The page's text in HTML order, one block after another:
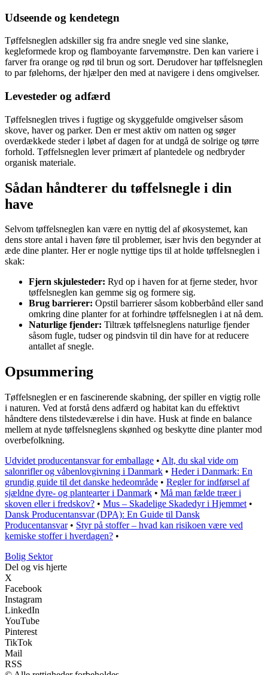
Udseende og kendetegn
Tøffelsneglen adskiller sig fra andre snegle ved sine slanke,
kegleformede krop og flamboyante farvemønstre. Den kan variere i
farver fra orange og rød til brun og sort. Derudover har tøffelsneglen
to par følehorns, der hjælper den med at navigere i dens omgivelser.
Levesteder og adfærd
Tøffelsneglen trives i fugtige og skyggefulde omgivelser såsom
skove, haver og parker. Den er mest aktiv om natten og søger
overdækkede steder i løbet af dagen for at undgå de solrige og tørre
forhold. Tøffelsneglen lever primært af plantedele og nedbryder
organisk materiale.
Sådan håndterer du tøffelsnegle i din
have
Selvom tøffelsneglen kan være en nyttig del af økosystemet, kan
dens store antal i haven føre til problemer, især hvis den begynder at
æde dine planter. Her er nogle nyttige tips til at holde tøffelsneglen i
skak:
Fjern skjulesteder: Ryd op i haven for at fjerne steder, hvor
tøffelsneglen kan gemme sig og formere sig.
Brug barrierer: Opstil barrierer såsom kobberbånd eller sand
omkring dine planter for at forhindre tøffelsneglen i at nå dem.
Naturlige fjender: Tiltræk tøffelsneglens naturlige fjender
såsom fugle, tudser og pindsvin til din have for at reducere
antallet af snegle.
Opsummering
Tøffelsneglen er en fascinerende skabning, der spiller en vigtig rolle
i naturen. Ved at forstå dens adfærd og habitat kan du effektivt
håndtere dens tilstedeværelse i din have. Husk at finde en balance
mellem at nyde tøffelsneglens skønhed og beskytte dine planter mod
overbefolkning.
Udvidet producentansvar for emballage • Alt, du skal vide om
salonrifler og våbenlovgivning i Danmark • Heder i Danmark: En
grundig guide til det danske hedeområde • Regler for indførsel af
sjældne dyre- og plantearter i Danmark • Må man fælde træer i
skoven eller i fredskov? • Mus – Skadelige Skadedyr i Hjemmet •
Dansk Producentansvar (DPA): En Guide til Dansk
Producentansvar• Styr på stoffer – hvad kan risikoen være ved
kemiske stoffer i hverdagen? •
Bolig Sektor
Del og vis hjerte
X
Facebook
Instagram
LinkedIn
YouTube
Pinterest
TikTok
Mail
RSS